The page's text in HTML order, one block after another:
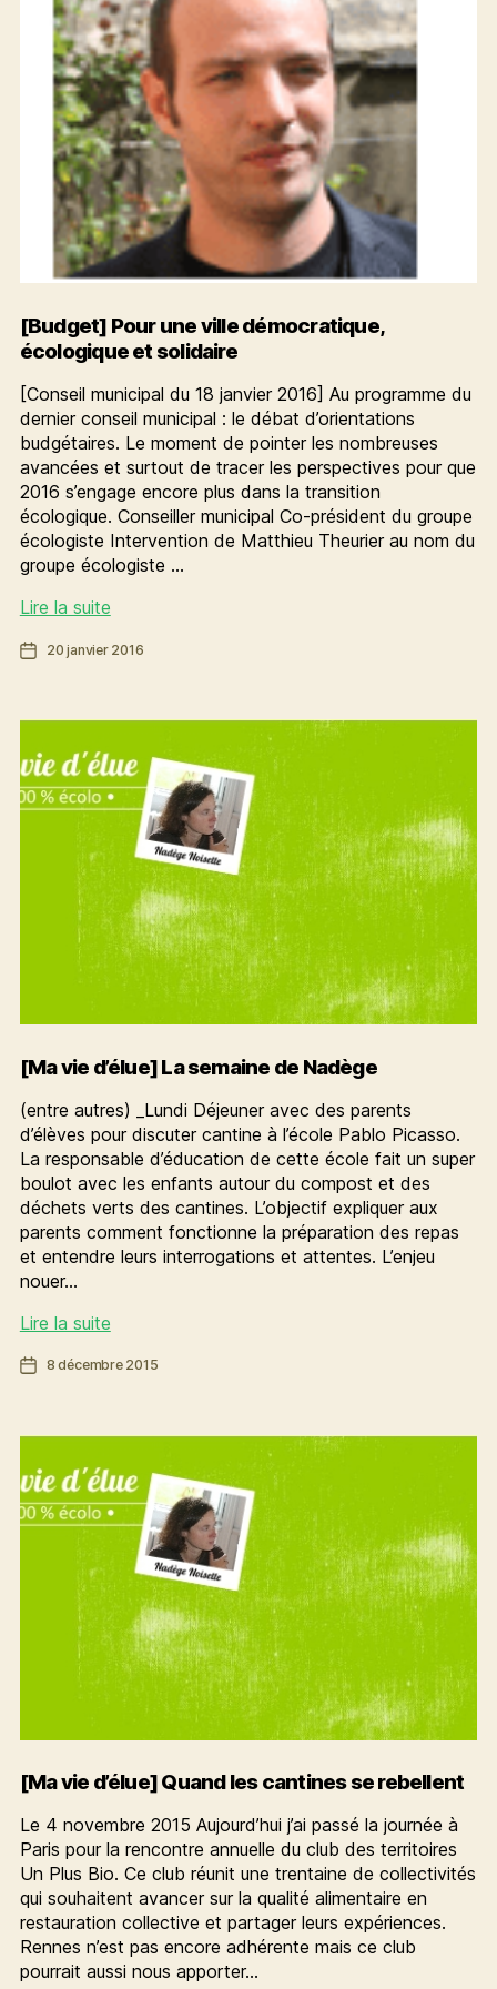
Nadège
[Budget] Pour une ville démocratique,
écologique et solidaire
[Conseil municipal du 18 janvier 2016] Au programme du
dernier conseil municipal : le débat d’orientations
budgétaires. Le moment de pointer les nombreuses
avancées et surtout de tracer les perspectives pour que
2016 s’engage encore plus dans la transition
écologique. Conseiller municipal Co-président du groupe
écologiste Intervention de Matthieu Theurier au nom du
groupe écologiste …
Lire la suite[Budget]
une
écologique
et
solidaire
Date20 janvier 2016
[Ma vie d’élue] La semaine de Nadège
(entre autres) _Lundi Déjeuner avec des parents
d’élèves pour discuter cantine à l’école Pablo Picasso.
La responsable d’éducation de cette école fait un super
boulot avec les enfants autour du compost et des
déchets verts des cantines. L’objectif expliquer aux
parents comment fonctionne la préparation des repas
et entendre leurs interrogations et attentes. L’enjeu
nouer…
Lire la suite[Ma
d’élue]
de
Nadège
Date8 décembre 2015
[Ma vie d’élue] Quand les cantines se rebellent
Le 4 novembre 2015 Aujourd’hui j’ai passé la journée à
Paris pour la rencontre annuelle du club des territoires
Un Plus Bio. Ce club réunit une trentaine de collectivités
qui souhaitent avancer sur la qualité alimentaire en
restauration collective et partager leurs expériences.
Rennes n’est pas encore adhérente mais ce club
pourrait aussi nous apporter…